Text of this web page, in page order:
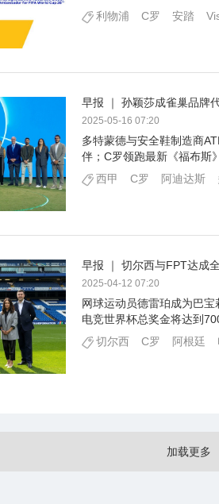
利物浦
C罗 安踏
早报 ｜ 孙颖莎成雀巢品牌
2025-05-16 07:20
多特蒙德与安全鞋制造商
伴；C罗领跑最新《福布斯
西甲
C罗 阿迪达斯
早报 ｜ 切尔西与FPT达成
2025-04-12 07:20
网球运动员德雷珀成为巴
电竞世界杯总奖金将达到
切尔西
C罗 阿根廷
加载更多